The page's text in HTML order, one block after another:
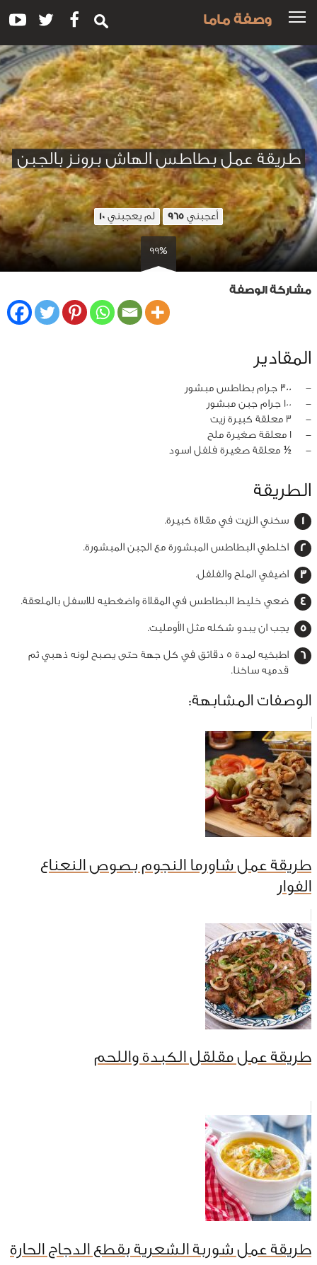
وصفة ماما
طريقة عمل بطاطس الهاش برونز بالجبن
أعجبني 965 لم يعجبني 10
99%
مشاركة الوصفة
المقادير
‏-
300 جرام بطاطس مبشور
‏-
100 جرام جبن مبشور
‏-
3 معلقة كبيرة زيت
‏-
1 معلقة صغيرة ملح
‏-
½ معلقة صغيرة فلفل اسود
الطريقة
سخني الزيت في مقلاة كبيرة.
اخلطي البطاطس المبشورة مع الجبن المبشورة.
اضيفي الملح والفلفل.
ضعي خليط البطاطس في المقلاة واضغطيه للاسفل بالملعقة.
يجب ان يبدو شكله مثل الأومليت.
اطبخيه لمدة ٥ دقائق في كل جهة حتى يصبح لونه ذهبي ثم
قدميه ساخنا.
الوصفات المشابهة:
طريقة عمل شاورما النجوم بصوص النعناع
الفوار
طريقة عمل مقلقل الكبدة واللحم
طريقة عمل شوربة الشعرية بقطع الدجاج الحارة